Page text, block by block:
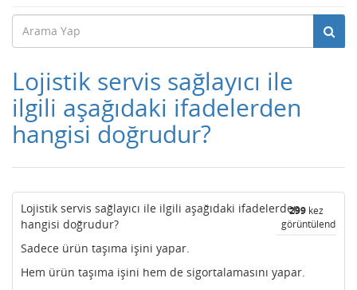
Lojistik servis sağlayıcı ile
ilgili aşağıdaki ifadelerden
hangisi doğrudur?
299 kez
görüntülendi
Lojistik servis sağlayıcı ile ilgili aşağıdaki ifadelerden
hangisi doğrudur?
Sadece ürün taşıma işini yapar.
Hem ürün taşıma işini hem de sigortalamasını yapar.